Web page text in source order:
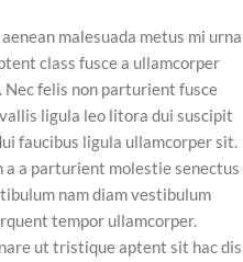
malesuada metus mi urna
class fusce a ullamcorper
Nec felis non parturient fusce
ligula leo litora dui suscipit
faucibus ligula ullamcorper sit.
a parturient molestie senectus
nam diam vestibulum
tempor ullamcorper.
ut tristique aptent sit hac dis